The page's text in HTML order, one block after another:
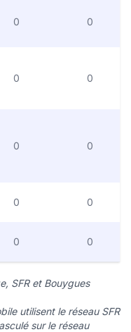
0 0
0 0
0 0
0 0
0 0
SFR et Bouygues
utilisent le réseau SFR
sur le réseau